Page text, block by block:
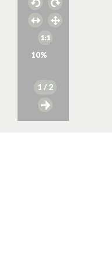
10%
1 / 2